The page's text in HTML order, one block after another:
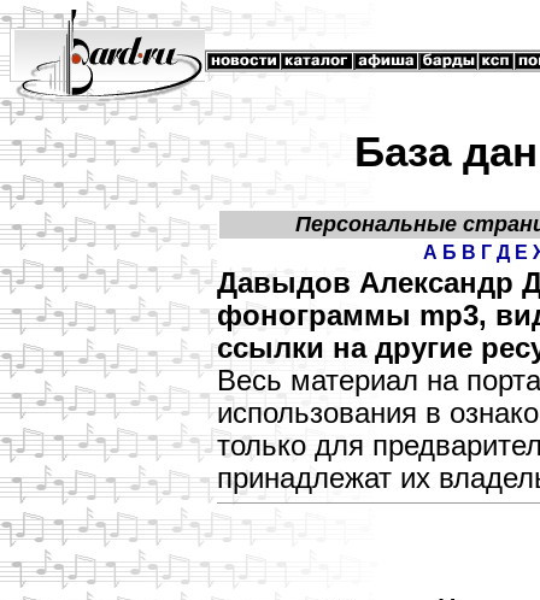
База
Персональные
А Б В Г Д Е
Давыдов Александр
фонограммы mp3,
ссылки на другие
Весь материал на
использования в
только для
принадлежат их